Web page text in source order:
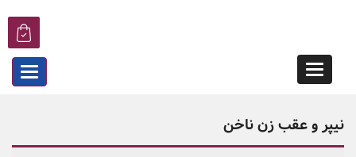
Categories
نیپر و عقب زن ناخن